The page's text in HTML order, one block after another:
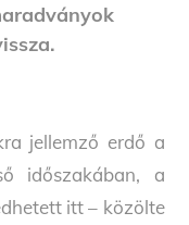
jellemző erdő a
időszakában, a
itt – közölte